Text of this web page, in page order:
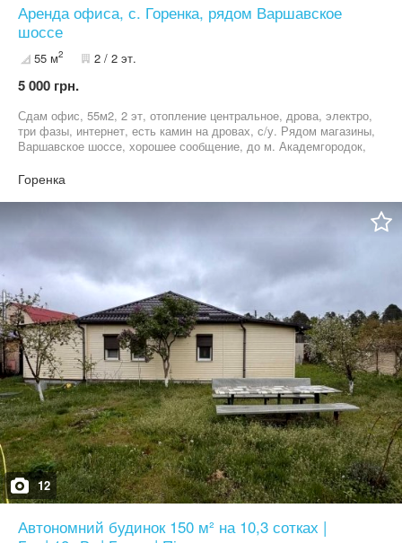
Аренда офиса, с. Горенка, рядом Варшавское
шоссе
55 м2 2 / 2 эт.
5 000 грн.
Сдам офис, 55м2, 2 эт, отопление центральное, дрова, электро,
три фазы, интернет, есть камин на дровах, с/у. Рядом магазины,
Варшавское шоссе, хорошее сообщение, до м. Академгородок,
Горенка
12
Автономний будинок 150 м² на 10,3 сотках |